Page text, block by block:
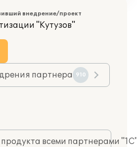
внедрение/проект
"Кутузов"
партнера 910
всеми партнерами